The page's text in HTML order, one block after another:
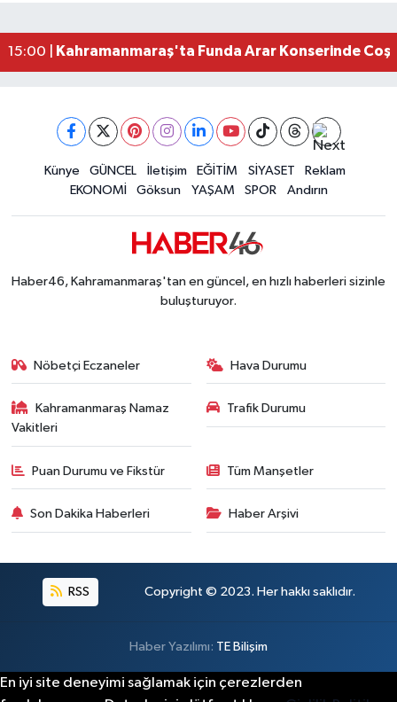
15:00 |
Kahramanmaraş'ta Funda Arar Konserinde
11:18 |Kahramanmaraş Depreminin Etkisi Bitmedi?
Gaziantep Nurdağı'nda 4.5 Büyüklüğünde
Künye GÜNCEL İletişim EĞİTİM SİYASET
Reklam
EKONOMİ
Göksun YAŞAM SPOR Andırın
Haber46, Kahramanmaraş'tan en güncel, en hızlı haberleri sizinle
buluşturuyor.
Nöbetçi Eczaneler Hava Durumu
Kahramanmaraş Namaz
Vakitleri
Trafik Durumu
Puan Durumu ve Fikstür Tüm Manşetler
Son Dakika Haberleri Haber Arşivi
RSS Copyright © 2023. Her hakkı saklıdır.
Haber Yazılımı: TE Bilişim
En iyi site deneyimi sağlamak için çerezlerden